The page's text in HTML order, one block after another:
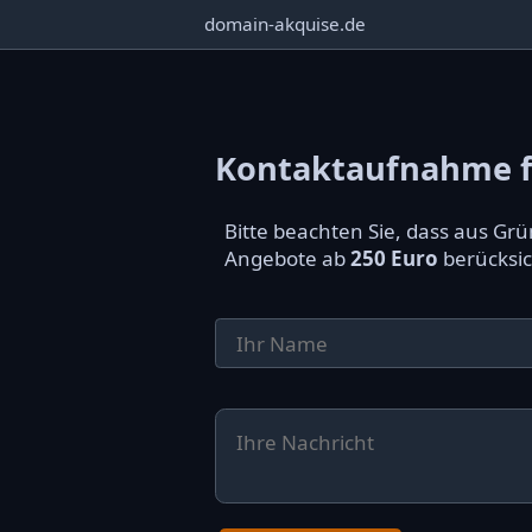
domain-akquise.de
Kontaktaufnahme
Bitte beachten Sie, dass aus
Angebote ab250 Euro